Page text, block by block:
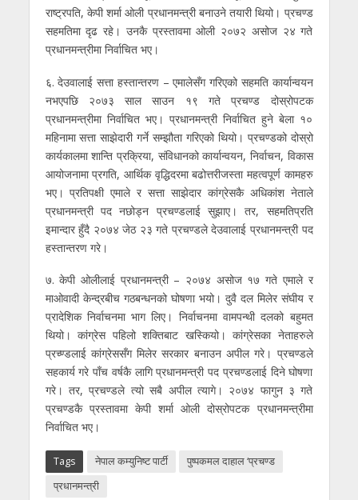
राष्ट्रपति, केपी शर्मा ओली प्रधानमन्त्री बनाउने तयारी थियो। प्रचण्ड
सहमतिमा दृढ रहे। उनकै प्रस्तावमा ओली २०७२ असोज २४ गते
प्रधानमन्त्रीमा निर्वाचित भए।
६. देउवालाई सत्ता हस्तान्तरण – एमालेसँग गरिएको सहमति कार्यान्वयन
नभएपछि २०७३ साल साउन १९ गते प्रचण्ड दोस्रोपटक
प्रधानमन्त्रीमा निर्वाचित भए। प्रधानमन्त्री निर्वाचित हुने बेला १०
महिनामा सत्ता साझेदारी गर्ने सम्झौता गरिएको थियो। प्रचण्डको दोस्रो
कार्यकालमा शान्ति प्रक्रिया, संविधानको कार्यान्वयन, निर्वाचन, विकास
आयोजनामा प्रगति, आर्थिक वृद्धिदरमा बढोत्तरीजस्ता महत्वपूर्ण कामहरु
भए। प्रतिपक्षी एमाले र सत्ता साझेदार कांग्रेसकै अधिकांश नेताले
प्रधानमन्त्री पद नछोड्न प्रचण्डलाई सुझाए। तर, सहमतिप्रति
इमान्दार हुँदै २०७४ जेठ २३ गते प्रचण्डले देउवालाई प्रधानमन्त्री पद
हस्तान्तरण गरे।
७. केपी ओलीलाई प्रधानमन्त्री – २०७४ असोज १७ गते एमाले र
माओवादी केन्द्रबीच गठबन्धनको घोषणा भयो। दुवै दल मिलेर संघीय र
प्रादेशिक निर्वाचनमा भाग लिए। निर्वाचनमा वामपन्थी दलको बहुमत
थियो। कांग्रेस पहिलो शक्तिबाट खस्कियो। कांग्रेसका नेताहरुले
प्रच्ण्डलाई कांग्रेससँग मिलेर सरकार बनाउन अपील गरे। प्रचण्डले
सहकार्य गरे पाँच वर्षकै लागि प्रधानमन्त्री पद प्रचण्डलाई दिने घोषणा
गरे। तर, प्रचण्डले त्यो सबै अपील त्यागे। २०७४ फागुन ३ गते
प्रचण्डकै प्रस्तावमा केपी शर्मा ओली दोस्रोपटक प्रधानमन्त्रीमा
निर्वाचित भए।
Tags नेपाल कम्युनिष्ट पार्टी
पुष्पकमल दाहाल ‘प्रचण्ड
प्रधानमन्त्री